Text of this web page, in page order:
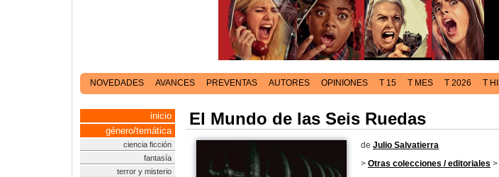
NOVEDADES AVANCES PREVENTAS AUTORES OPINIONES T 15 T MES T 2026 T
inicio
género/temática
ciencia ficción
fantasía
terror y misterio
El Mundo de las Seis Ruedas
de Julio Salvatierra
> Otras colecciones / editoriales >